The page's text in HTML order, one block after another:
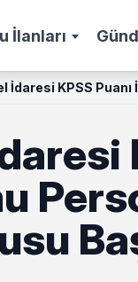
İlanları
İdaresi KPSS